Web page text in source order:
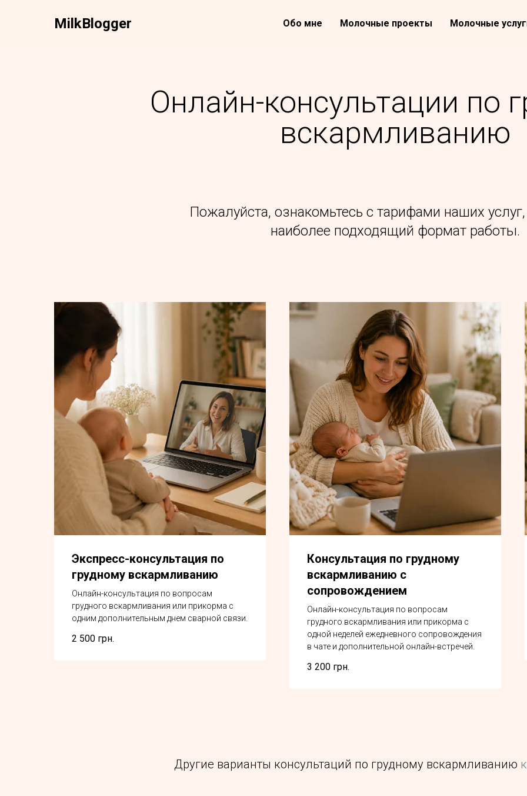
MilkBlogger Обо мне Молочные проекты Молочные
Онлайн-консультации по
вскармливанию
Пожалуйста, ознакомьтесь с тарифами наших
наиболее подходящий формат работы.
Экспресс-консультация по
грудному вскармливанию
Онлайн-консультация по вопросам
грудного вскармливания или прикорма с
одним дополнительным днем ​​сварной связи.
2 500 грн.
Консультация по грудному
вскармливанию с
сопровождением
Онлайн-консультация по вопросам
грудного вскармливания или прикорма с
одной неделей ежедневного сопровождения
в чате и дополнительной онлайн-встречей.
3 200 грн.
Другие варианты консультаций по грудному вскармливанию